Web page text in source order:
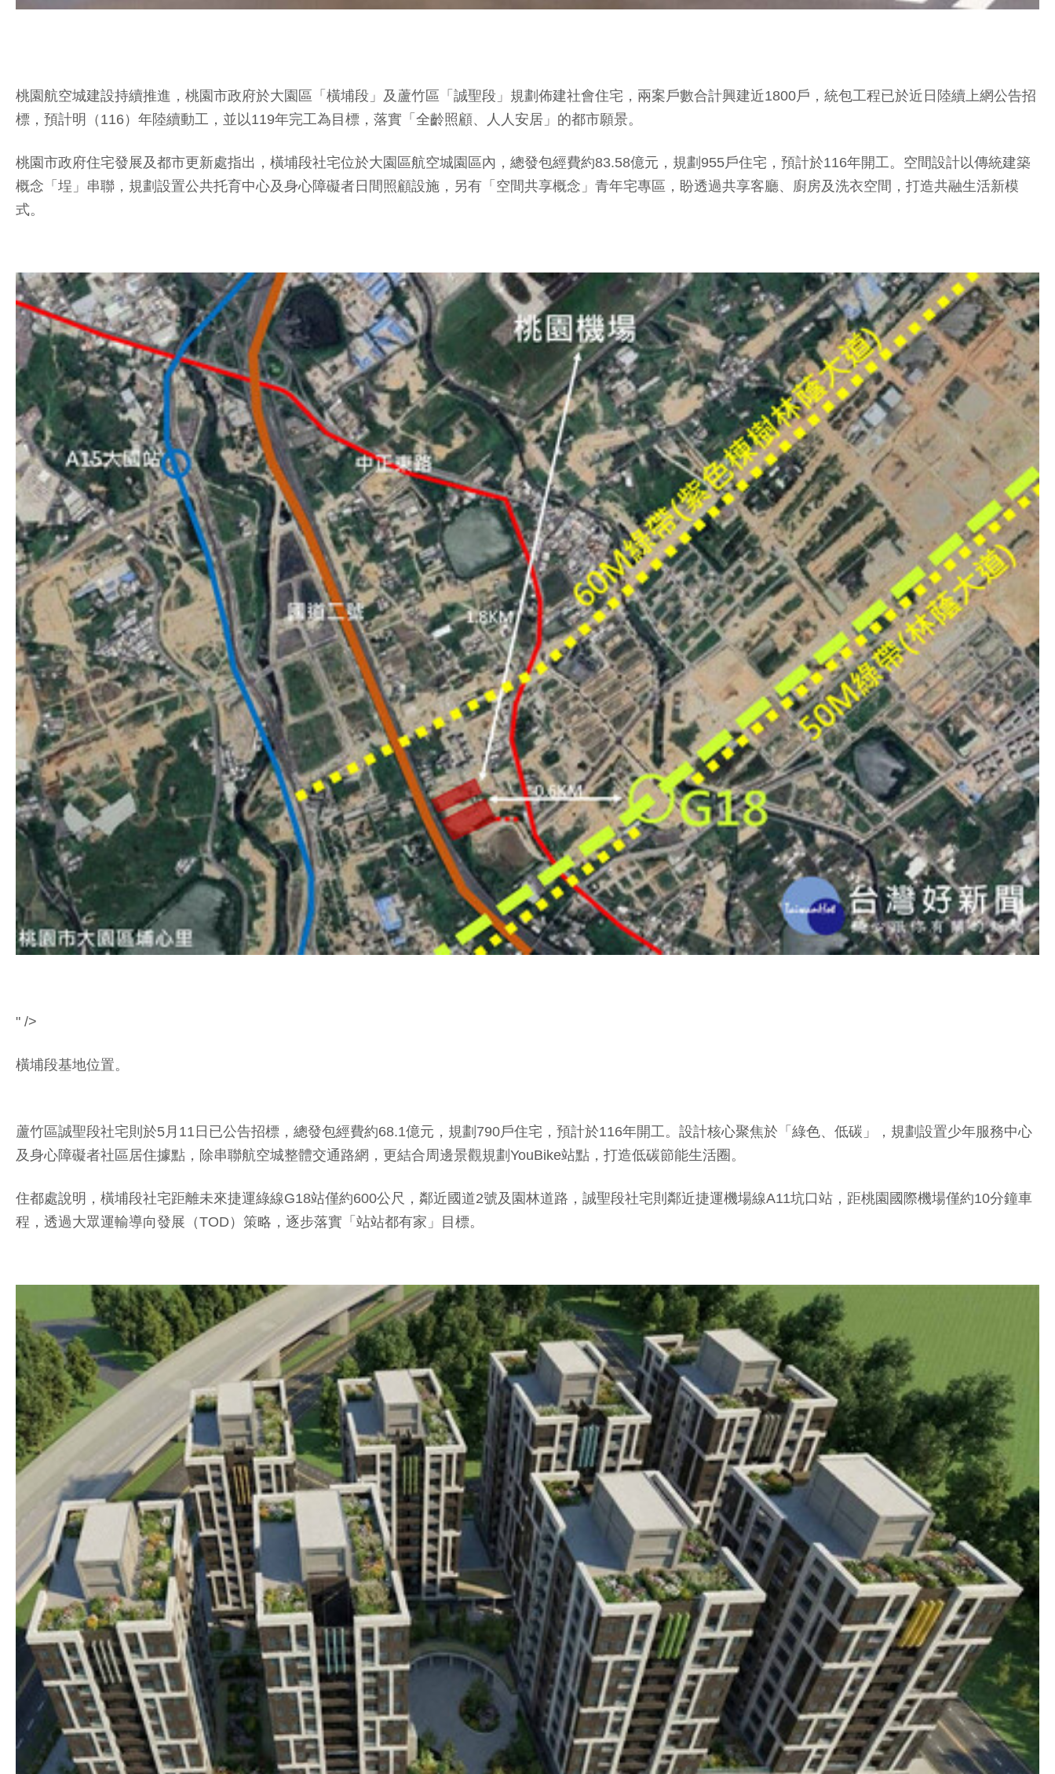
桃園航空城建設持續推進，桃園市政府於大園區「橫埔段」及蘆竹區「誠聖段」規劃佈建社會住宅，兩案戶數合計興建近1800戶，統包工程已於近日陸續上網公告招
標，預計明（116）年陸續動工，並以119年完工為目標，落實「全齡照顧、人人安居」的都市願景。
桃園市政府住宅發展及都市更新處指出，橫埔段社宅位於大園區航空城園區內，總發包經費約83.58億元，規劃955戶住宅，預計於116年開工。空間設計以傳統建築
概念「埕」串聯，規劃設置公共托育中心及身心障礙者日間照顧設施，另有「空間共享概念」青年宅專區，盼透過共享客廳、廚房及洗衣空間，打造共融生活新模
式。
" />
橫埔段基地位置。
蘆竹區誠聖段社宅則於5月11日已公告招標，總發包經費約68.1億元，規劃790戶住宅，預計於116年開工。設計核心聚焦於「綠色、低碳」，規劃設置少年服務中心
及身心障礙者社區居住據點，除串聯航空城整體交通路網，更結合周邊景觀規劃YouBike站點，打造低碳節能生活圈。
住都處說明，橫埔段社宅距離未來捷運綠線G18站僅約600公尺，鄰近國道2號及園林道路，誠聖段社宅則鄰近捷運機場線A11坑口站，距桃園國際機場僅約10分鐘車
程，透過大眾運輸導向發展（TOD）策略，逐步落實「站站都有家」目標。